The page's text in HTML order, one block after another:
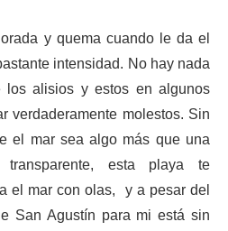
y quema cuando le da el
intensidad. No hay nada
alisios y estos en algunos
verdaderamente molestos. Sin
el mar sea algo más que una
esta playa te
el mar con olas, y a pesar del
San Agustín para mi está sin